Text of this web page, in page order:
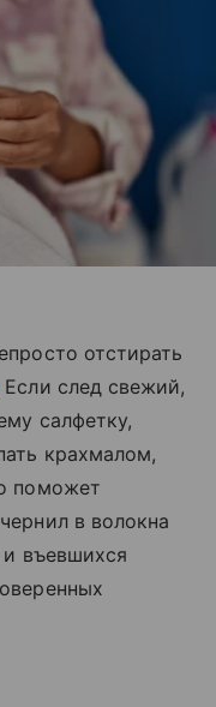
отстирать
Если след свежий,
салфетку,
крахмалом,
поможет
в волокна
и въевшихся